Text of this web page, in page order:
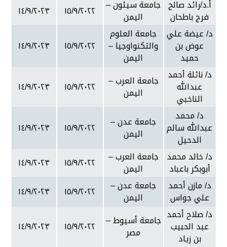
أ.د/رائد صالح
فرج باطحان
جامعة سيئون –
اليمن ١٥/٩/٢٠٢٢
١٤/٩/٢٠٢٣
د/ عيضة علي
عوض بن
حميد
جامعة العلوم
والتكنواوجيا –
اليمن
١٥/٩/٢٠٢٢
١٤/٩/٢٠٢٣
د/ نائلة أحمد
عبدالله
الناخبي
جامعة العرب –
اليمن ١٥/٩/٢٠٢٢
١٤/٩/٢٠٢٣
د/ محمد
عبدالله سالم
الدحيل
جامعة عدن –
اليمن ١٥/٩/٢٠٢٢
١٤/٩/٢٠٢٣
د/ خالد محمد
أبوبكر باعباد
جامعة العرب –
اليمن ١٥/٩/٢٠٢٢
١٤/٩/٢٠٢٣
د/ مازن أحمد
علي جواس
جامعة عدن –
اليمن ١٥/٩/٢٠٢٢
١٤/٩/٢٠٢٣
د/ صلاح أحمد
عبد الحبيب
بن زياد
جامعة أسيوط –
مصر ١٥/٩/٢٠٢٢
١٤/٩/٢٠٢٣